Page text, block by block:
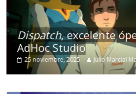
Dispatch, excelente
AdHoc Studio
25 noviembre, 2025 Julio Marcial